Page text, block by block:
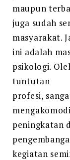
maupun
juga sudah
masyarakat.
ini adalah
psikologi.
tuntutan
profesi,
peningkatan
kegiatan